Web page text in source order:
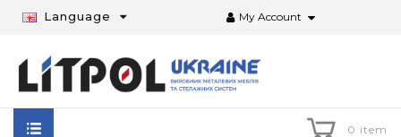
Language My Account
0 item